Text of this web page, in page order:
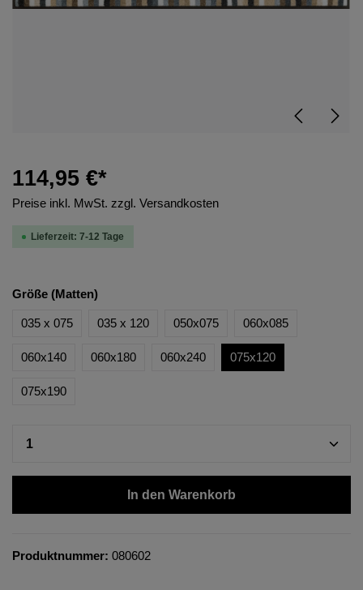
114,95 €*
Preise inkl. MwSt. zzgl. Versandkosten
Lieferzeit: 7-12 Tage
Größe (Matten)
035 x 075 035 x 120 050x075 060x085
060x140 060x180 060x240 075x120
075x190
In den Warenkorb
Produktnummer: 080602